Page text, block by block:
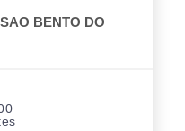
BENTO DO